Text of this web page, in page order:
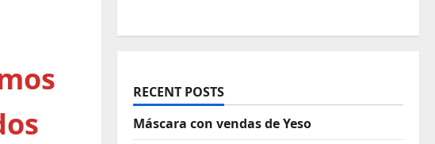
RECENT POSTS
Máscara con vendas de Yeso